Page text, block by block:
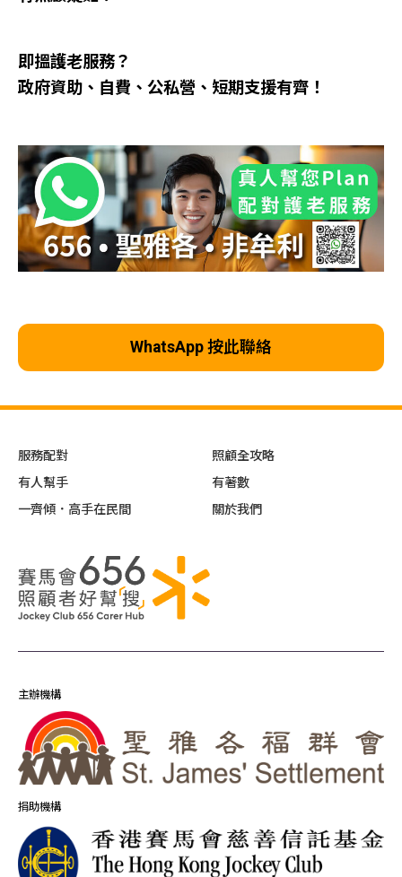
即搵護老服務？
政府資助、自費、公私營、短期支援有齊！
WhatsApp 按此聯絡
主辦機構
捐助機構
服務配對
有人幫手
一齊傾．高手在民間
照顧全攻略
有著數
關於我們